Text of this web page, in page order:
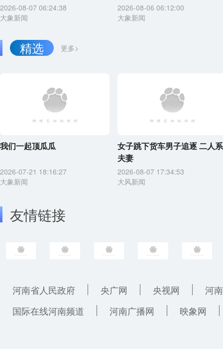
2026-08-07 06:24:38
大象新闻
2026-08-06 06:12:00
大象新闻
更多>
精选
我们一起顶瓜瓜
2026-07-21 18:16:27
大象新闻
女子跳下货车男子追逐 二人系
夫妻
2026-08-07 17:34:53
大风新闻
友情链接
河南省人民政府 央广网 央视网
河
国际在线河南频道
河南广播网 映象网